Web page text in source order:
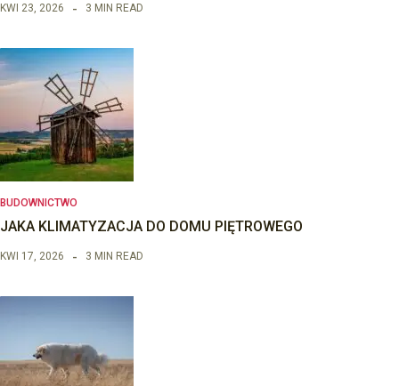
KWI 23, 2026 3 MIN READ
BUDOWNICTWO
JAKA KLIMATYZACJA DO DOMU PIĘTROWEGO
KWI 17, 2026 3 MIN READ